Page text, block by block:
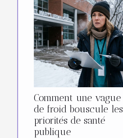
Comment une vague
de froid bouscule les
priorités de santé
publique